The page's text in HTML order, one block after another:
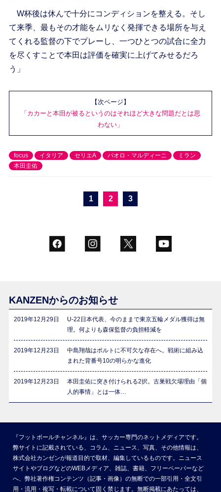
W杯後は休んで十分にコンディションを整える。そし
て来季、最もその才能をムリなく発揮できる場所を与え
てくれる監督の下でプレーし、一つひとつの試合に全力
を尽くすことで本田は評価を確実に上げてみせるだろ
う」
【次ページ】
「カカーと本田が被るというのはそれほど大きな問題だとは思
わない」
focus イタリア セリエA パオロ・マルディーニ
ミラン
本田圭佑
1 2 3
KANZENからのお知らせ
2019年12月29日
U-22日本代表、今のままで東京五輪メダル獲得は無
理。何よりも森保監督の負担軽減を
2019年12月23日
中島翔哉はポルトに不可欠な存在へ。戦術に組み込
まれた背番号10の明らかな進化
2019年12月23日
本田圭佑に突き付けられる2択。古巣戦欠場理由「個
人的事情」とは一体…
『フットボールチャンネル』は、サッカー専門のネットメディアです。
弊サイトに記載されている、コラム、ニュース、写真、その他情報は、
株式会社カンゼンが報道目的で取材、編集しているものです。ニュース
サイトやブログなどのWEBメディア、雑誌、書籍、フリーペーパーなど
へ、弊社著作権コンテンツ（記事・画像）の無断での一部引用・全文引
用・流用・複写・転載について固く禁じます。無断掲載にあたっては、